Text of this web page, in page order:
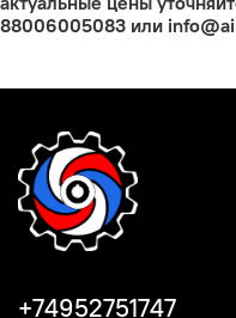
88006005083 или
+74952751747